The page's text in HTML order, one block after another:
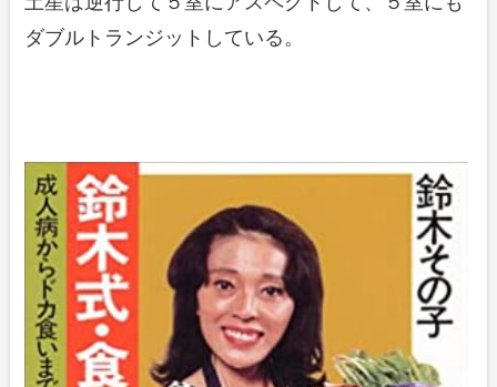
ダブルトランジットしている。